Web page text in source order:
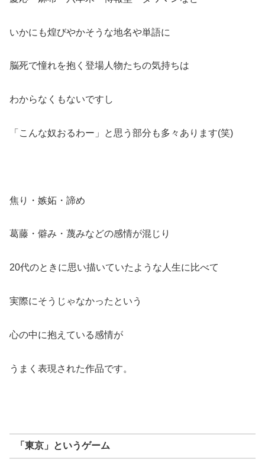
いかにも煌びやかそうな地名や単語に
脳死で憧れを抱く登場人物たちの気持ちは
わからなくもないですし
「こんな奴おるわー」と思う部分も多々あります(笑)
焦り・嫉妬・諦め
葛藤・僻み・蔑みなどの感情が混じり
20代のときに思い描いていたような人生に比べて
実際にそうじゃなかったという
心の中に抱えている感情が
うまく表現された作品です。
「東京」というゲーム